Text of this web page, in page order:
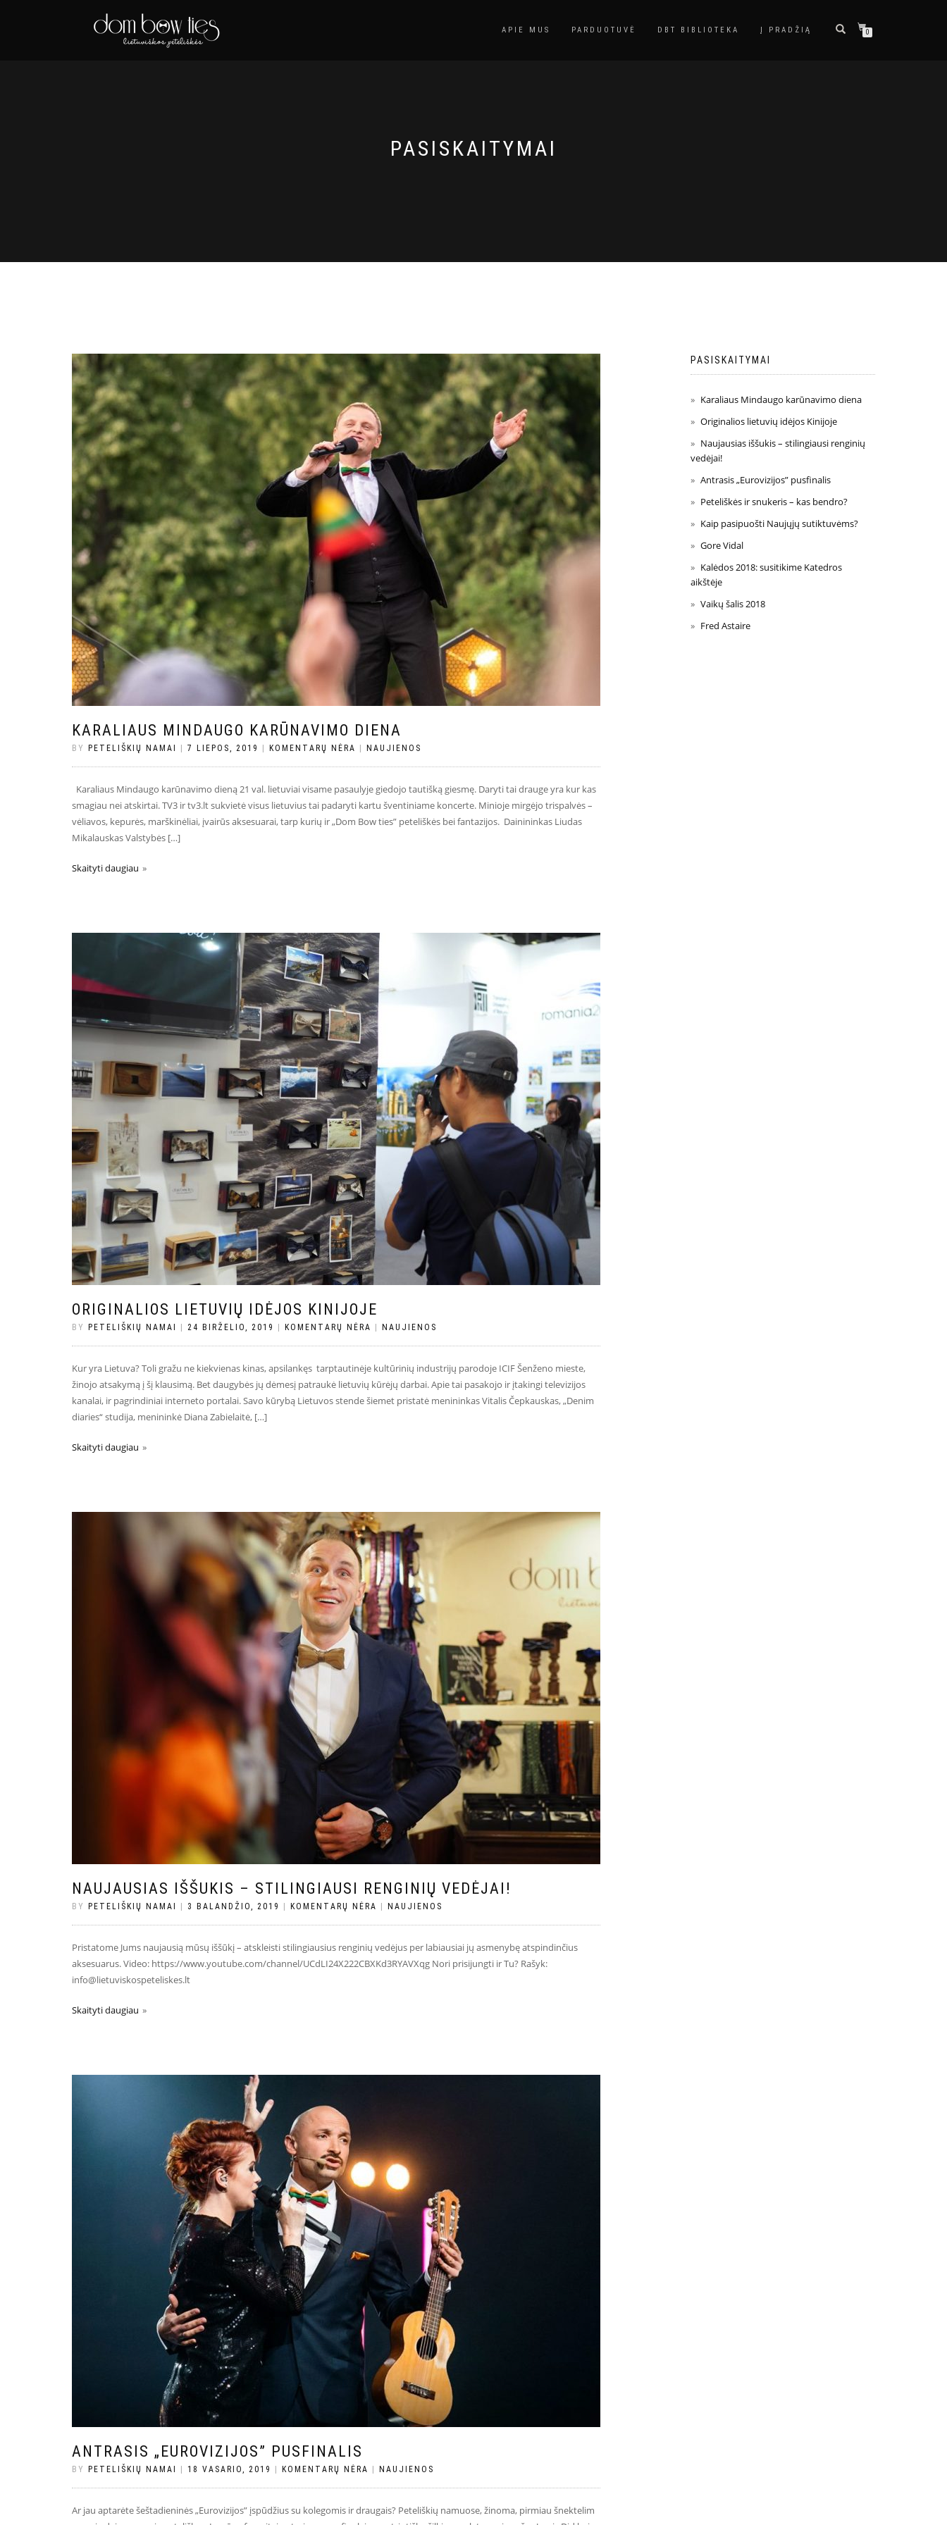
APIE MUS PARDUOTUVĖ DBT BIBLIOTEKA Į PRADŽIĄ 0
PASISKAITYMAI
KARALIAUS MINDAUGO KARŪNAVIMO DIENA
BY PETELIŠKIŲ NAMAI 7 LIEPOS, 2019 KOMENTARŲ NĖRA NAUJIENOS
Karaliaus Mindaugo karūnavimo dieną 21 val. lietuviai visame pasaulyje giedojo tautišką giesmę. Daryti tai drauge yra kur kas
smagiau nei atskirtai. TV3 ir tv3.lt sukvietė visus lietuvius tai padaryti kartu šventiniame koncerte. Minioje mirgėjo trispalvės –
vėliavos, kepurės, marškinėliai, įvairūs aksesuarai, tarp kurių ir „Dom Bow ties” peteliškės bei fantazijos. Dainininkas Liudas
Mikalauskas Valstybės […]
Skaityti daugiau
ORIGINALIOS LIETUVIŲ IDĖJOS KINIJOJE
BY PETELIŠKIŲ NAMAI 24 BIRŽELIO, 2019 KOMENTARŲ NĖRA NAUJIENOS
Kur yra Lietuva? Toli gražu ne kiekvienas kinas, apsilankęs tarptautinėje kultūrinių industrijų parodoje ICIF Šenženo mieste,
žinojo atsakymą į šį klausimą. Bet daugybės jų dėmesį patraukė lietuvių kūrėjų darbai. Apie tai pasakojo ir įtakingi televizijos
kanalai, ir pagrindiniai interneto portalai. Savo kūrybą Lietuvos stende šiemet pristatė menininkas Vitalis Čepkauskas, „Denim
diaries“ studija, menininkė Diana Zabielaitė, […]
Skaityti daugiau
NAUJAUSIAS IŠŠUKIS – STILINGIAUSI RENGINIŲ VEDĖJAI!
BY PETELIŠKIŲ NAMAI 3 BALANDŽIO, 2019 KOMENTARŲ NĖRA NAUJIENOS
Pristatome Jums naujausią mūsų iššūkį – atskleisti stilingiausius renginių vedėjus per labiausiai jų asmenybę atspindinčius
aksesuarus. Video: https://www.youtube.com/channel/UCdLI24X222CBXKd3RYAVXqg Nori prisijungti ir Tu? Rašyk:
info@lietuviskospeteliskes.lt
Skaityti daugiau
ANTRASIS „EUROVIZIJOS” PUSFINALIS
BY PETELIŠKIŲ NAMAI 18 VASARIO, 2019 KOMENTARŲ NĖRA NAUJIENOS
Ar jau aptarėte šeštadieninės „Eurovizijos” įspūdžius su kolegomis ir draugais? Peteliškių namuose, žinoma, pirmiau šnektelim
PASISKAITYMAI
Karaliaus Mindaugo karūnavimo diena
Originalios lietuvių idėjos Kinijoje
Naujausias iššukis – stilingiausi renginių
vedėjai!
Antrasis „Eurovizijos” pusfinalis
Peteliškės ir snukeris – kas bendro?
Kaip pasipuošti Naujųjų sutiktuvėms?
Gore Vidal
Kalėdos 2018: susitikime Katedros
aikštėje
Vaikų šalis 2018
Fred Astaire